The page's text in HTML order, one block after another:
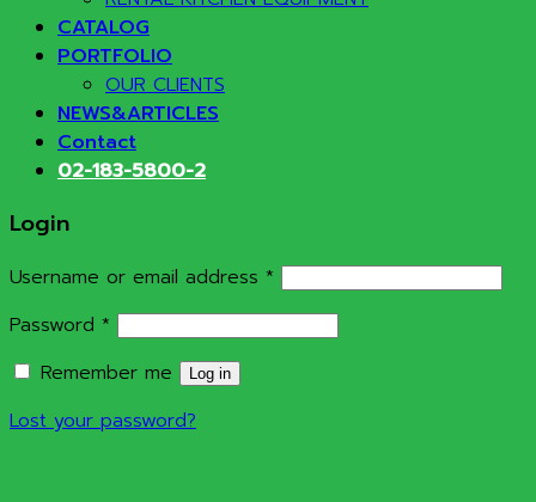
CATALOG
PORTFOLIO
OUR CLIENTS
NEWS&ARTICLES
Contact
02-183-5800-2
Login
Username or email address * Required
Password * Required
Remember me
Log in
Lost your password?